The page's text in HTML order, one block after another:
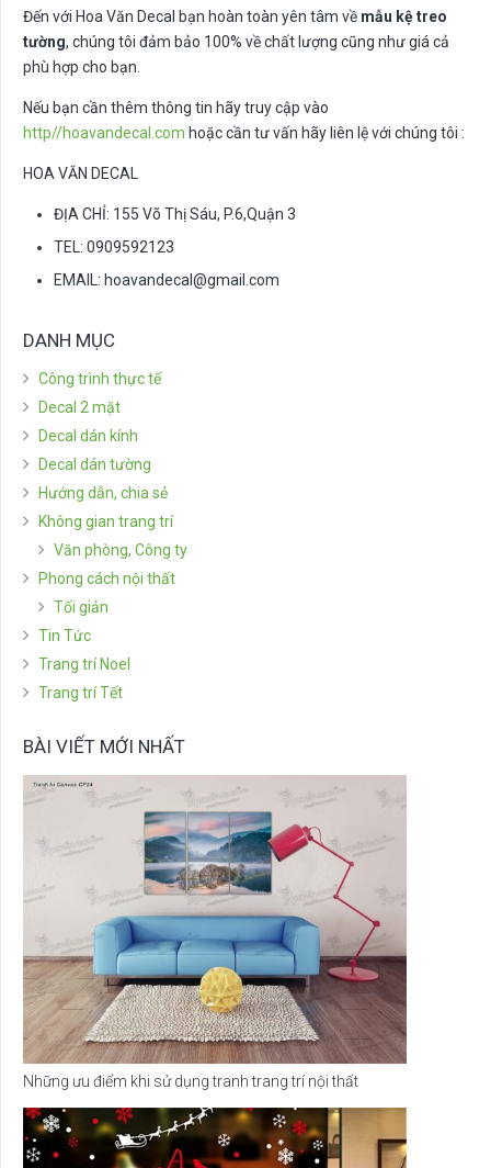
Đến với Hoa Văn Decal bạn hoàn toàn yên tâm về mẫu kệ treo
tường, chúng tôi đảm bảo 100% về chất lượng cũng như giá cả
phù hợp cho bạn.
Nếu bạn cần thêm thông tin hãy truy cập vào
http//hoavandecal.com hoặc cần tư vấn hãy liên lệ với chúng tôi :
HOA VĂN DECAL
ĐỊA CHỈ: 155 Võ Thị Sáu, P.6,Quận 3
TEL: 0909592123
EMAIL: hoavandecal@gmail.com
DANH MỤC
Công trình thực tế
Decal 2 mặt
Decal dán kính
Decal dán tường
Hướng dẫn, chia sẻ
Không gian trang trí
Văn phòng, Công ty
Phong cách nội thất
Tối giản
Tin Tức
Trang trí Noel
Trang trí Tết
BÀI VIẾT MỚI NHẤT
Những ưu điểm khi sử dụng tranh trang trí nội thất